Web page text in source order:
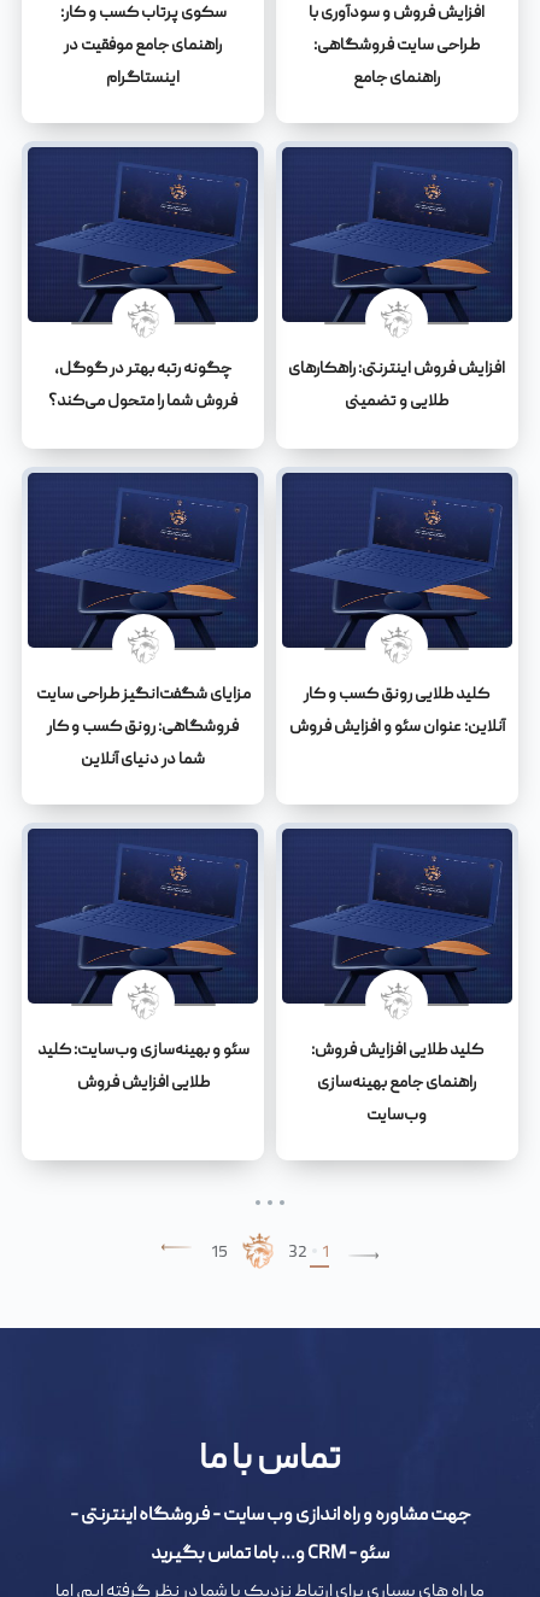
افزایش فروش و سودآوری با
طراحی سایت فروشگاهی:
راهنمای جامع
سکوی پرتاب کسب و کار:
راهنمای جامع موفقیت در
اینستاگرام
افزایش فروش اینترنتی: راهکارهای
طلایی و تضمینی
چگونه رتبه بهتر در گوگل،
فروش شما را متحول می‌کند؟
کلید طلایی رونق کسب و کار
آنلاین: عنوان سئو و افزایش فروش
مزایای شگفت‌انگیز طراحی سایت
فروشگاهی: رونق کسب و کار
شما در دنیای آنلاین
کلید طلایی افزایش فروش:
راهنمای جامع بهینه‌سازی
وب‌سایت
سئو و بهینه‌سازی وب‌سایت: کلید
طلایی افزایش فروش
1
2
3
15
تماس با ما
جهت مشاوره و راه اندازی وب سایت - فروشگاه اینترنتی -
سئو - CRM و... باما تماس بگیرید